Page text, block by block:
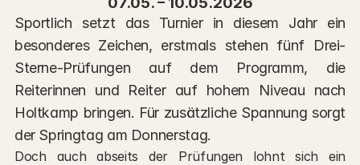
Sportlich setzt das Turnier in diesem Jahr ein
besonderes Zeichen, erstmals stehen fünf Drei-
Sterne-Prüfungen auf dem Programm, die
Reiterinnen und Reiter auf hohem Niveau nach
Holtkamp bringen. Für zusätzliche Spannung sorgt
der Springtag am Donnerstag.
Doch auch abseits der Prüfungen lohnt sich ein